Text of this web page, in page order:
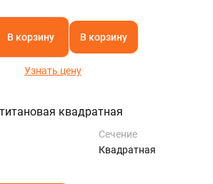
В корзину В корзину
Узнать цену
квадратная
Сечение
Квадратная